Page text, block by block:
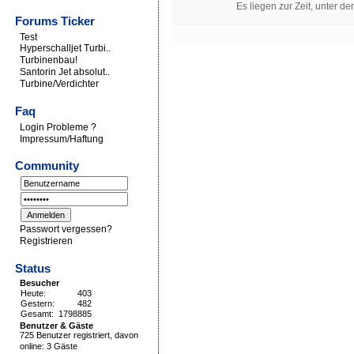
Forums Ticker
Test
Hyperschalljet Turbi..
Turbinenbau!
Santorin Jet absolut..
Turbine/Verdichter
Faq
Login Probleme ?
Impressum/Haftung
Community
Passwort vergessen?
Registrieren
Status
Besucher
Heute:
403
Gestern:
482
Gesamt:
1798885
Benutzer & Gäste
725 Benutzer registriert, davon
online: 3 Gäste
Es liegen zur Zeit, unter